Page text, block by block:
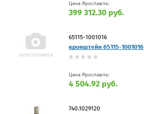
Цена Ярославль:
399 312.30 руб.
65115-1001016
кронштейн 65115-1001016
Цена Ярославль:
4 504.92 руб.
740.1029120